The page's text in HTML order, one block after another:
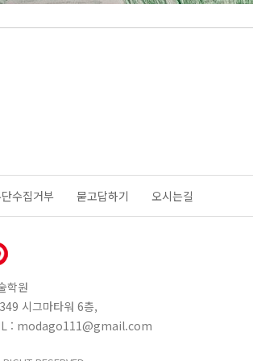
수집거부 묻고답하기 오시는길
학원
시그마타워 6층,
: modago111@gmail.com